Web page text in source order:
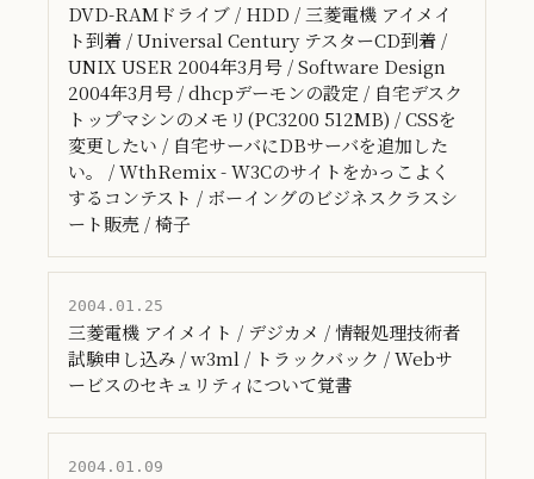
DVD-RAMドライブ / HDD / 三菱電機 アイメイ
ト到着 / Universal Century テスターCD到着 /
UNIX USER 2004年3月号 / Software Design
2004年3月号 / dhcpデーモンの設定 / 自宅デスク
トップマシンのメモリ(PC3200 512MB) / CSSを
変更したい / 自宅サーバにDBサーバを追加した
い。 / WthRemix - W3Cのサイトをかっこよく
するコンテスト / ボーイングのビジネスクラスシ
ート販売 / 椅子
2004.01.25
三菱電機 アイメイト / デジカメ / 情報処理技術者
試験申し込み / w3ml / トラックバック / Webサ
ービスのセキュリティについて覚書
2004.01.09